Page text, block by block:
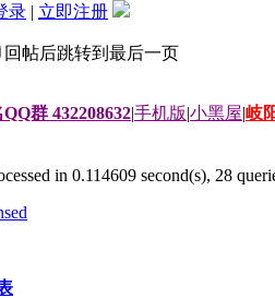
录 | 立即注册
回帖后跳转到最后一页
群 432208632|手机版|小黑屋|岐
in 0.114609 second(s), 28